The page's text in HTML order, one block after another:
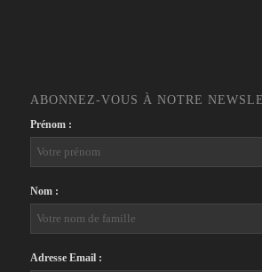
ABONNEZ-VOUS À NOTRE
Prénom :
Nom :
Adresse Email :